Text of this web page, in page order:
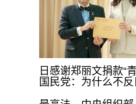
日感谢郑丽文捐款“
国民党：为什么不反